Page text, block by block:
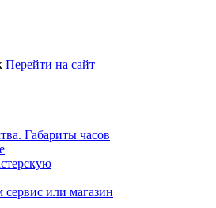
Перейти на сайт
Габариты часов
или магазин